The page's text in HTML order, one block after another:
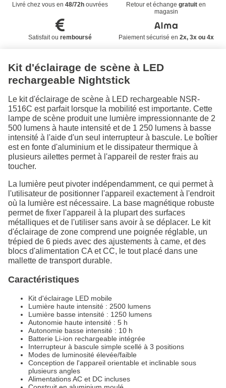
Livré chez vous en 48/72houvrées Retour et échangegratuit en
magasin
Satisfait ou remboursé Paiement sécurisé en 2x, 3x ou 4x
Kit d'éclairage de scène à LED
rechargeable Nightstick
Le kit d'éclairage de scène à LED rechargeable NSR-
1516C est parfait lorsque la mobilité est importante. Cette
lampe de scène produit une lumière impressionnante de 2
500 lumens à haute intensité et de 1 250 lumens à basse
intensité à l'aide d'un seul interrupteur à bascule. Le boîtier
est en fonte d'aluminium et le dissipateur thermique à
plusieurs ailettes permet à l'appareil de rester frais au
toucher.
La lumière peut pivoter indépendamment, ce qui permet à
l'utilisateur de positionner l'appareil exactement à l'endroit
où la lumière est nécessaire. La base magnétique robuste
permet de fixer l'appareil à la plupart des surfaces
métalliques et de l'utiliser sans avoir à se déplacer. Le kit
d'éclairage de zone comprend une poignée réglable, un
trépied de 6 pieds avec des ajustements à came, et des
blocs d'alimentation CA et CC, le tout placé dans une
mallette de transport durable.
Caractéristiques
Kit d'éclairage LED mobile
Lumière haute intensité : 2500 lumens
Lumière basse intensité : 1250 lumens
Autonomie haute intensité : 5 h
Autonomie basse intensité : 10 h
Batterie Li-ion rechargeable intégrée
Interrupteur à bascule simple scellé à 3 positions
Modes de luminosité élevée/faible
Conception de l'appareil orientable et inclinable sous
plusieurs angles
Alimentations AC et DC incluses